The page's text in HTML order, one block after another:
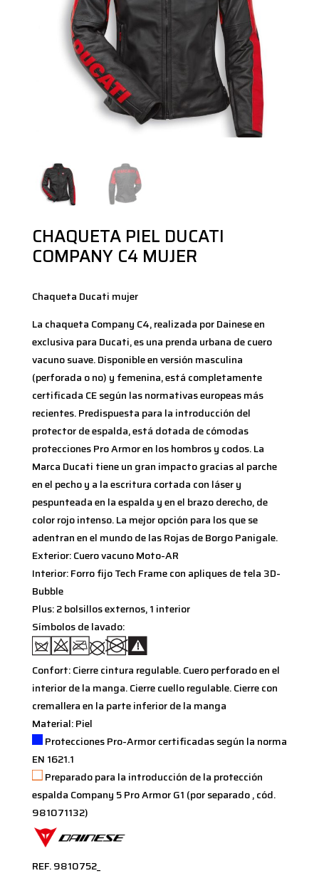
CHAQUETA PIEL DUCATI
COMPANY C4 MUJER
Chaqueta Ducati mujer
La chaqueta Company C4, realizada por Dainese en
exclusiva para Ducati, es una prenda urbana de cuero
vacuno suave. Disponible en versión masculina
(perforada o no) y femenina, está completamente
certificada CE según las normativas europeas más
recientes. Predispuesta para la introducción del
protector de espalda, está dotada de cómodas
protecciones Pro Armor en los hombros y codos. La
Marca Ducati tiene un gran impacto gracias al parche
en el pecho y a la escritura cortada con láser y
pespunteada en la espalda y en el brazo derecho, de
color rojo intenso. La mejor opción para los que se
adentran en el mundo de las Rojas de Borgo Panigale.
Exterior: Cuero vacuno Moto-AR
Interior: Forro fijo Tech Frame con apliques de tela 3D-
Bubble
Plus: 2 bolsillos externos, 1 interior
Símbolos de lavado:
Confort: Cierre cintura regulable. Cuero perforado en el
interior de la manga. Cierre cuello regulable. Cierre con
cremallera en la parte inferior de la manga
Material: Piel
Protecciones Pro-Armor certificadas según la norma
EN 1621.1
Preparado para la introducción de la protección
espalda Company 5 Pro Armor G1 (por separado , cód.
981071132)
REF. 9810752_